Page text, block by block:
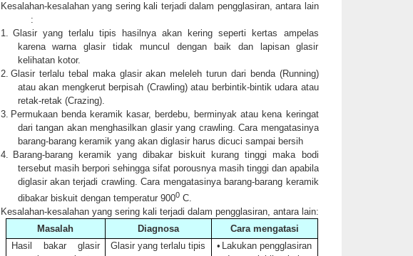
Kesalahan-kesalahan yang sering kali terjadi dalam pengglasiran, antara lain
:
1. Glasir yang terlalu tipis hasilnya akan kering seperti kertas ampelas
karena warna glasir tidak muncul dengan baik dan lapisan glasir
kelihatan kotor.
2. Glasir terlalu tebal maka glasir akan meleleh turun dari benda (Running)
atau akan mengkerut berpisah (Crawling) atau berbintik-bintik udara atau
retak-retak (Crazing).
3. Permukaan benda keramik kasar, berdebu, berminyak atau kena keringat
dari tangan akan menghasilkan glasir yang crawling. Cara mengatasinya
barang-barang keramik yang akan diglasir harus dicuci sampai bersih
4. Barang-barang keramik yang dibakar biskuit kurang tinggi maka bodi
tersebut masih berpori sehingga sifat porousnya masih tinggi dan apabila
diglasir akan terjadi crawling. Cara mengatasinya barang-barang keramik
dibakar biskuit dengan temperatur 9000C.
Kesalahan-kesalahan yang sering kali terjadi dalam pengglasiran, antara lain:
Masalah
Diagnosa
Cara mengatasi
Hasil bakar glasir
Glasir yang terlalu tipis • Lakukan pengglasiran